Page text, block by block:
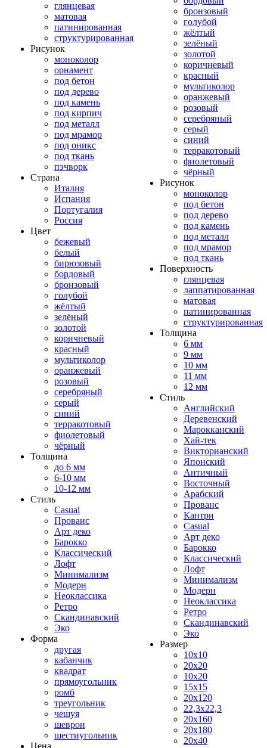
глянцевая
матовая
патинированная
структурированная
Рисунок
моноколор
орнамент
под бетон
под дерево
под камень
под кирпич
под металл
под мрамор
под оникс
под ткань
пэчворк
Страна
Италия
Испания
Португалия
Россия
Цвет
бежевый
белый
бирюзовый
бордовый
бронзовый
голубой
жёлтый
зелёный
золотой
коричневый
красный
мультиколор
оранжевый
розовый
серебряный
серый
синий
терракотовый
фиолетовый
чёрный
Толщина
до 6 мм
6-10 мм
10-12 мм
Стиль
Casual
Прованс
Арт деко
Барокко
Классический
Лофт
Минимализм
Модерн
Неоклассика
Ретро
Скандинавский
Эко
Форма
другая
кабанчик
квадрат
прямоугольник
ромб
треугольник
чешуя
шеврон
шестиугольник
Цена
бронзовый
голубой
жёлтый
зелёный
золотой
коричневый
красный
мультиколор
оранжевый
розовый
серебряный
серый
синий
терракотовый
фиолетовый
чёрный
Рисунок
моноколор
под бетон
под дерево
под камень
под металл
под мрамор
под ткань
Поверхность
глянцевая
лаппатированная
матовая
патинированная
структурированная
Толщина
6 мм
9 мм
10 мм
11 мм
12 мм
Стиль
Английский
Деревенский
Марокканский
Хай-тек
Викторианский
Японский
Античный
Восточный
Арабский
Прованс
Кантри
Casual
Арт деко
Барокко
Классический
Лофт
Минимализм
Модерн
Неоклассика
Ретро
Скандинавский
Эко
Размер
10x10
20x20
10x20
15x15
20x120
22,3x22,3
20x160
20x180
20x40